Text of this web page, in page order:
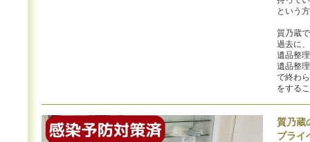
という
質乃蔵
過去に
遺品整
遺品整
で終わ
をする
質乃蔵
プライ